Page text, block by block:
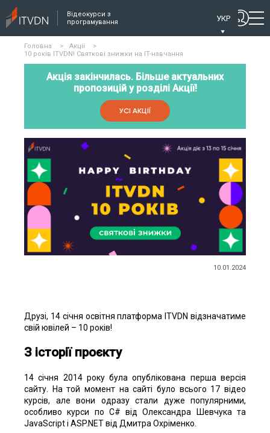
Відеокурси з
програмування
УКР
Головна > Акції
>
10 років ITVDN! Святкові знижки на IT-навчання
Акція закінчилась. Більше актуальних
пропозицій у розділі Акції!
УСІ АКЦІЇ
10.01.2024
Друзі, 14 січня освітня платформа ITVDN відзначатиме
свій ювілей – 10 років!
З історії проєкту
14 січня 2014 року була опублікована перша версія
сайту. На той момент на сайті було всього 17 відео
курсів, але вони одразу стали дуже популярними,
особливо курси по C# від Олександра Шевчука та
JavaScript і ASP.NET від Дмитра Охріменко.